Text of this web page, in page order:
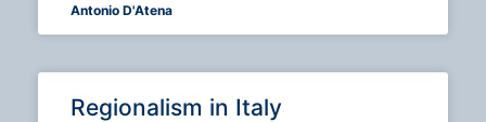
Antonio D'Atena
Regionalism in Italy